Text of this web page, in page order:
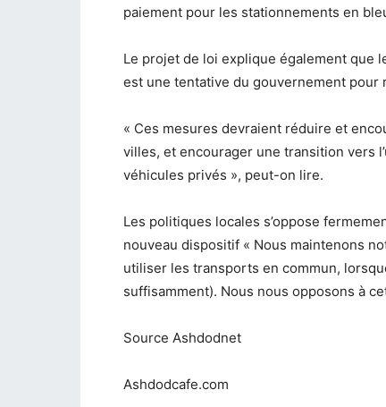
paiement pour les stationnements en
Le projet de loi explique également que
est une tentative du gouvernement
« Ces mesures devraient réduire et
villes, et encourager une transition vers
véhicules privés », peut-on lire.
Les politiques locales s’oppose
nouveau dispositif « Nous maintenons
utiliser les transports en commun,
suffisamment). Nous nous opposons à
Source Ashdodnet
Ashdodcafe.com